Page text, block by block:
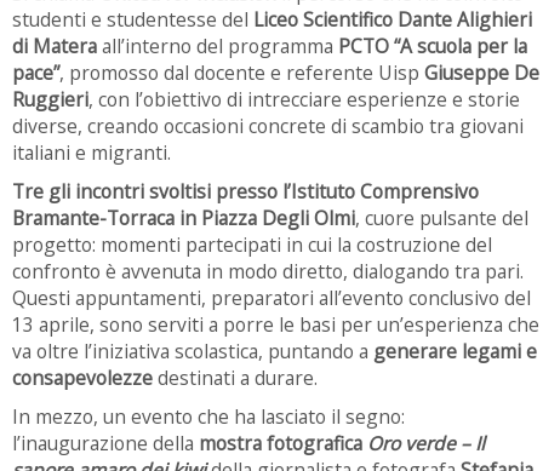
studenti e studentesse del Liceo Scientifico Dante Alighieri
di Materaall’interno del programma PCTO “A scuola per la
pace”, promosso dal docente e referente Uisp Giuseppe De
Ruggieri, con l’obiettivo di intrecciare esperienze e storie
diverse, creando occasioni concrete di scambio tra giovani
italiani e migranti.
Tre gli incontri svoltisi presso l’Istituto Comprensivo
Bramante-Torraca in Piazza Degli Olmi, cuore pulsante del
progetto: momenti partecipati in cui la costruzione del
confronto è avvenuta in modo diretto, dialogando tra pari.
Questi appuntamenti, preparatori all’evento conclusivo del
13 aprile, sono serviti a porre le basi per un’esperienza che
va oltre l’iniziativa scolastica, puntando a generare legami e
consapevolezzedestinati a durare.
In mezzo, un evento che ha lasciato il segno:
l’inaugurazione della mostra fotografica Oro verde – Il